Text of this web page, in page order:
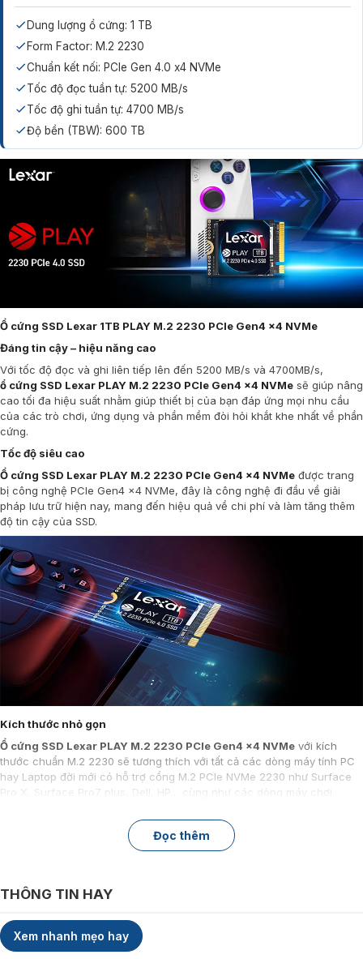
Dung lượng ổ cứng: 1 TB
Form Factor: M.2 2230
Chuẩn kết nối: PCIe Gen 4.0 x4 NVMe
Tốc độ đọc tuần tự: 5200 MB/s
Tốc độ ghi tuần tự: 4700 MB/s
Độ bền (TBW): 600 TB
Ổ cứng SSD Lexar 1TB PLAY M.2 2230 PCIe Gen4 x4 NVMe
Đáng tin cậy – hiệu năng cao
Với tốc độ đọc và ghi liên tiếp lên đến 5200 MB/s và 4700MB/s,
ổ cứng SSD Lexar PLAY M.2 2230 PCIe Gen4 x4 NVMe sẽ giúp nâng
cao tối đa hiệu suất nhằm giúp thiết bị của bạn đáp ứng mọi nhu cầu
của các trò chơi, ứng dụng và phần mềm đòi hỏi khắt khe nhất về phần
cứng.
Tốc độ siêu cao
Ổ cứng SSD Lexar PLAY M.2 2230 PCIe Gen4 x4 NVMe được trang
bị công nghệ PCIe Gen4 x4 NVMe, đây là công nghệ đi đầu về giải
pháp lưu trữ hiện nay, mang đến hiệu quả về chi phí và làm tăng thêm
độ tin cậy của SSD.
Kích thước nhỏ gọn
Ổ cứng SSD Lexar PLAY M.2 2230 PCIe Gen4 x4 NVMe với kích
thước chuẩn M.2 2230 sẽ tương thích với tất cả các dòng máy tính PC
hay Laptop đời mới có hỗ trợ cổng M.2 PCIe NVMe 2230 như Surface
Pro X, Surface Pro7 plus, Dell, HP… cùng như các dòng máy chơi
Đọc thêm
THÔNG TIN HAY
Xem nhanh mẹo hay